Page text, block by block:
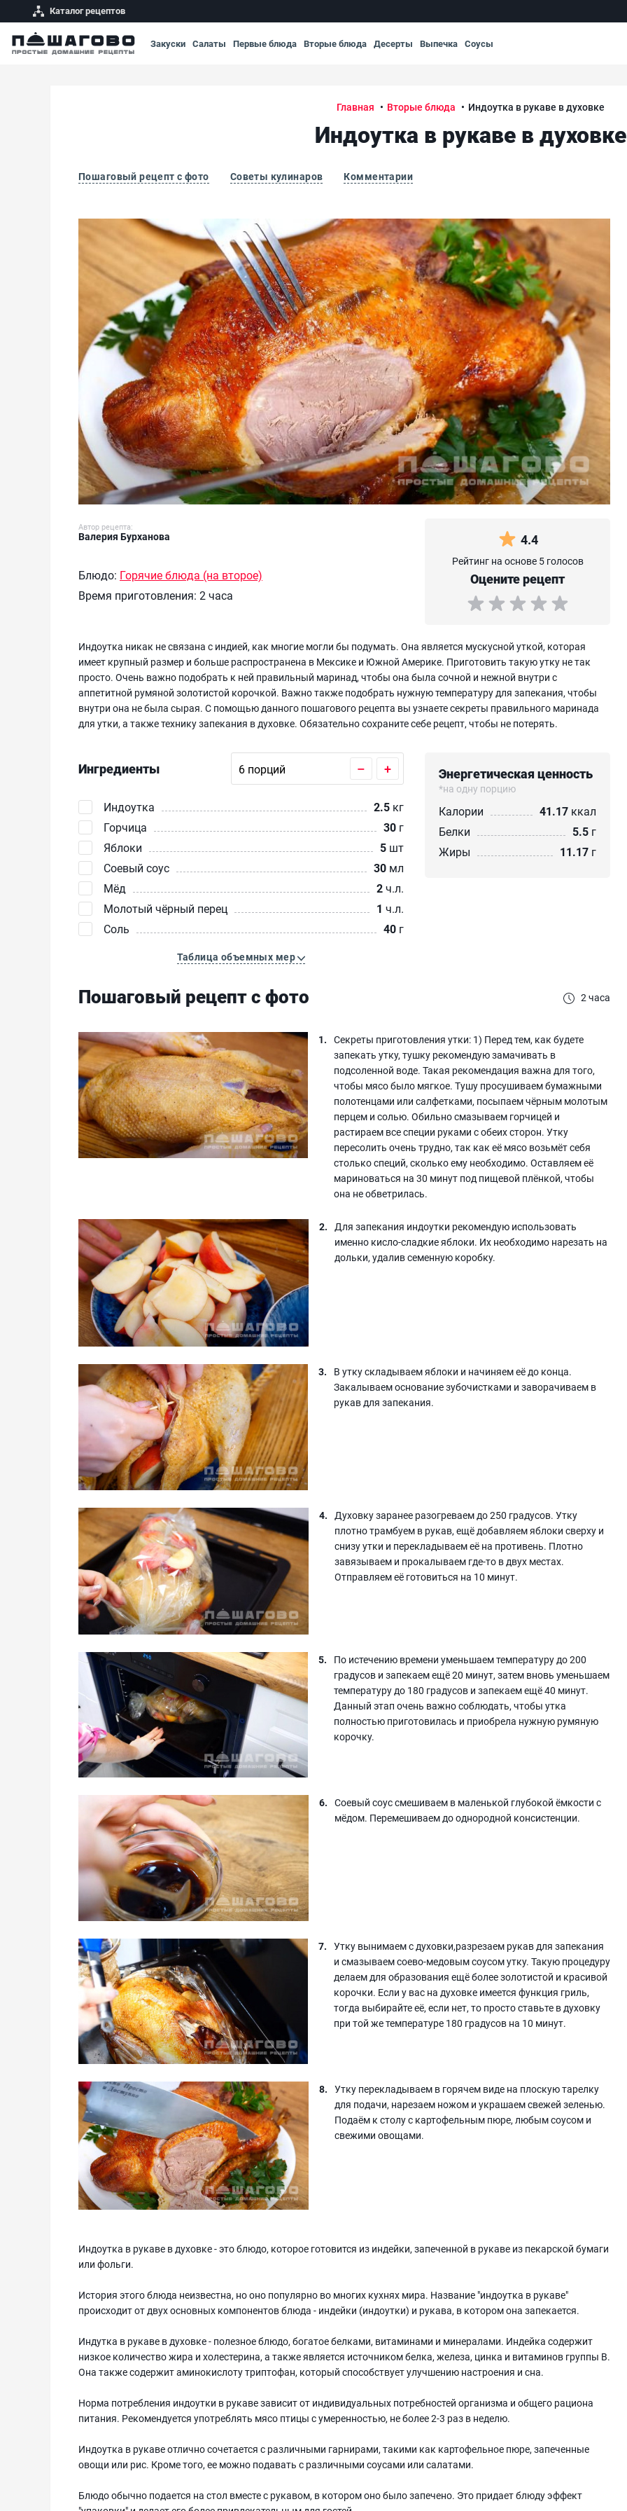
Каталог рецептов
Закуски Салаты Первые блюда Вторые блюда Десерты Выпечка Соусы
Главная Вторые блюда Индоутка в рукаве в духовке
Индоутка в рукаве в духовке
Пошаговый рецепт с фото Советы кулинаров Комментарии
Индоутка в рукаве в духовке
Автор рецепта:
Валерия Бурханова
Блюдо: Горячие блюда (на второе)
Время приготовления: 2 часа
4.4
Рейтинг на основе 5 голосов
Оцените рецепт
Индоутка никак не связана с индией, как многие могли бы подумать. Она является мускусной уткой, которая
имеет крупный размер и больше распространена в Мексике и Южной Америке. Приготовить такую утку не так
просто. Очень важно подобрать к ней правильный маринад, чтобы она была сочной и нежной внутри с
аппетитной румяной золотистой корочкой. Важно также подобрать нужную температуру для запекания, чтобы
внутри она не была сырая. С помощью данного пошагового рецепта вы узнаете секреты правильного маринада
для утки, а также технику запекания в духовке. Обязательно сохраните себе рецепт, чтобы не потерять.
Ингредиенты – +
Индоутка 2.5 кг
Горчица
30 г
Яблоки
5 шт
Соевый соус
30 мл
Мёд
2ч.л.
Молотый чёрный перец
1 ч.л.
Соль
40 г
Таблица объемных мер
Энергетическая ценность
*на одну порцию
Калории 41.17 ккал
Белки
5.5 г
Жиры
11.17 г
Пошаговый рецепт с фото 2 часа
Секреты приготовления утки: 1) Перед тем, как будете
запекать утку, тушку рекомендую замачивать в
подсоленной воде. Такая рекомендация важна для того,
чтобы мясо было мягкое. Тушу просушиваем бумажными
полотенцами или салфетками, посыпаем чёрным молотым
перцем и солью. Обильно смазываем горчицей и
растираем все специи руками с обеих сторон. Утку
пересолить очень трудно, так как её мясо возьмёт себя
столько специй, сколько ему необходимо. Оставляем её
мариноваться на 30 минут под пищевой плёнкой, чтобы
она не обветрилась.
Для запекания индоутки рекомендую использовать
именно кисло-сладкие яблоки. Их необходимо нарезать на
дольки, удалив семенную коробку.
В утку складываем яблоки и начиняем её до конца.
Закалываем основание зубочистками и заворачиваем в
рукав для запекания.
Духовку заранее разогреваем до 250 градусов. Утку
плотно трамбуем в рукав, ещё добавляем яблоки сверху и
снизу утки и перекладываем её на противень. Плотно
завязываем и прокалываем где-то в двух местах.
Отправляем её готовиться на 10 минут.
По истечению времени уменьшаем температуру до 200
градусов и запекаем ещё 20 минут, затем вновь уменьшаем
температуру до 180 градусов и запекаем ещё 40 минут.
Данный этап очень важно соблюдать, чтобы утка
полностью приготовилась и приобрела нужную румяную
корочку.
Соевый соус смешиваем в маленькой глубокой ёмкости с
мёдом. Перемешиваем до однородной консистенции.
Утку вынимаем с духовки,разрезаем рукав для запекания
и смазываем соево-медовым соусом утку. Такую процедуру
делаем для образования ещё более золотистой и красивой
корочки. Если у вас на духовке имеется функция гриль,
тогда выбирайте её, если нет, то просто ставьте в духовку
при той же температуре 180 градусов на 10 минут.
Утку перекладываем в горячем виде на плоскую тарелку
для подачи, нарезаем ножом и украшаем свежей зеленью.
Подаём к столу с картофельным пюре, любым соусом и
свежими овощами.
Индоутка в рукаве в духовке - это блюдо, которое готовится из индейки, запеченной в рукаве из пекарской бумаги
или фольги.
История этого блюда неизвестна, но оно популярно во многих кухнях мира. Название "индоутка в рукаве"
происходит от двух основных компонентов блюда - индейки (индоутки) и рукава, в котором она запекается.
Индутка в рукаве в духовке - полезное блюдо, богатое белками, витаминами и минералами. Индейка содержит
низкое количество жира и холестерина, а также является источником белка, железа, цинка и витаминов группы В.
Она также содержит аминокислоту триптофан, который способствует улучшению настроения и сна.
Норма потребления индоутки в рукаве зависит от индивидуальных потребностей организма и общего рациона
питания. Рекомендуется употреблять мясо птицы с умеренностью, не более 2-3 раз в неделю.
Индоутка в рукаве отлично сочетается с различными гарнирами, такими как картофельное пюре, запеченные
овощи или рис. Кроме того, ее можно подавать с различными соусами или салатами.
Блюдо обычно подается на стол вместе с рукавом, в котором оно было запечено. Это придает блюду эффект